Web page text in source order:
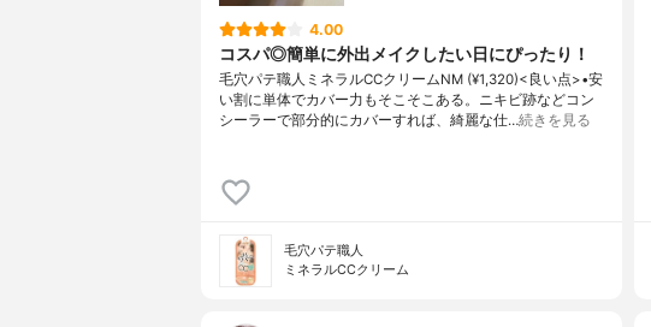
4.00
コスパ◎簡単に外出メイクしたい日にぴったり！
毛穴パテ職人ミネラルCCクリームNM (¥1,320)<良い点>•安
い割に単体でカバー力もそこそこある。ニキビ跡などコン
シーラーで部分的にカバーすれば、綺麗な仕…続きを見る
毛穴パテ職人
ミネラルCCクリーム